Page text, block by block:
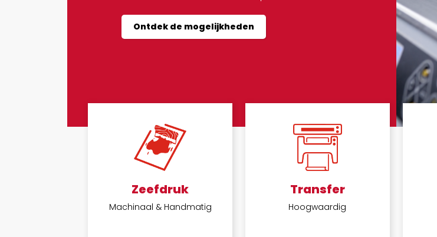
Ontdek de mogelijkheden
Zeefdruk
Machinaal & Handmatig
Transfer
Hoogwaardig